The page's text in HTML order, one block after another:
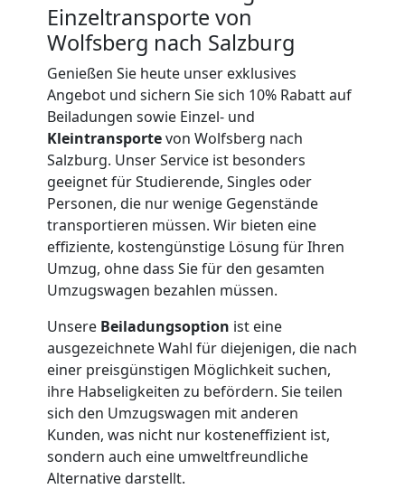
Einzeltransporte von
Wolfsberg nach Salzburg
Genießen Sie heute unser exklusives
Angebot und sichern Sie sich 10% Rabatt auf
Beiladungen sowie Einzel- und
Kleintransportevon Wolfsberg nach
Salzburg. Unser Service ist besonders
geeignet für Studierende, Singles oder
Personen, die nur wenige Gegenstände
transportieren müssen. Wir bieten eine
effiziente, kostengünstige Lösung für Ihren
Umzug, ohne dass Sie für den gesamten
Umzugswagen bezahlen müssen.
Unsere Beiladungsoption ist eine
ausgezeichnete Wahl für diejenigen, die nach
einer preisgünstigen Möglichkeit suchen,
ihre Habseligkeiten zu befördern. Sie teilen
sich den Umzugswagen mit anderen
Kunden, was nicht nur kosteneffizient ist,
sondern auch eine umweltfreundliche
Alternative darstellt.
International
Internationaler
Umzug
Nationaler
Umzug